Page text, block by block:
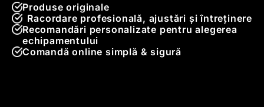
Produse originale
Racordare profesională, ajustări și întreținere
Recomandări personalizate pentru alegerea
echipamentului
Comandă online simplă & sigură